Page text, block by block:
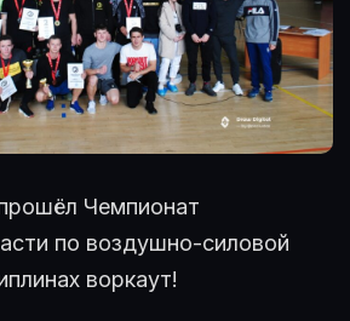
Чемпионат
по воздушно-силовой
воркаут!